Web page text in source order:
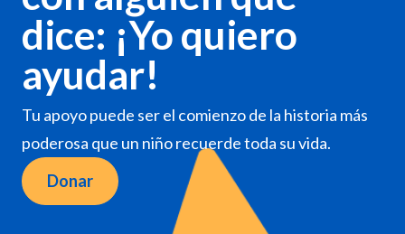
dice: ¡Yo quiero
ayudar!
Tu apoyo puede ser el comienzo de la historia más
poderosa que un niño recuerde toda su vida.
Donar